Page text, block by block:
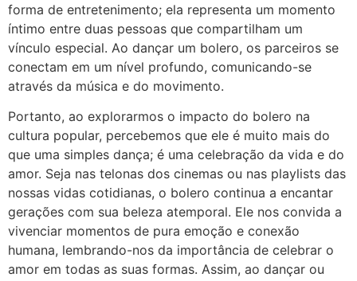
forma de entretenimento; ela representa um momento
íntimo entre duas pessoas que compartilham um
vínculo especial. Ao dançar um bolero, os parceiros se
conectam em um nível profundo, comunicando-se
através da música e do movimento.
Portanto, ao explorarmos o impacto do bolero na
cultura popular, percebemos que ele é muito mais do
que uma simples dança; é uma celebração da vida e do
amor. Seja nas telonas dos cinemas ou nas playlists das
nossas vidas cotidianas, o bolero continua a encantar
gerações com sua beleza atemporal. Ele nos convida a
vivenciar momentos de pura emoção e conexão
humana, lembrando-nos da importância de celebrar o
amor em todas as suas formas. Assim, ao dançar ou